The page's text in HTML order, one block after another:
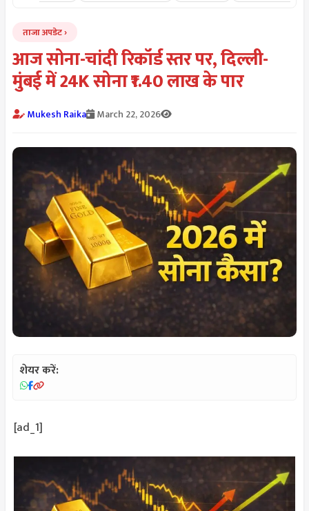
ताजा अपडेट
आज सोना-चांदी रिकॉर्ड स्तर पर, दिल्ली-
मुंबई में 24K सोना ₹1.40 लाख के पार
Mukesh Raika March 22, 2026
शेयर करें:
[ad_1]